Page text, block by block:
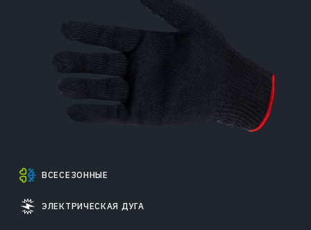
ВСЕСЕЗОННЫЕ
ЭЛЕКТРИЧЕСКАЯ ДУГА